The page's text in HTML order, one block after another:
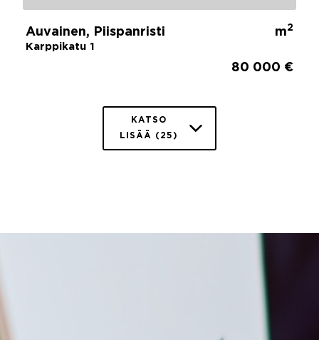
Auvainen, Piispanristi
Karppikatu 1
m2
80 000 €
KATSO
LISÄÄ (25)